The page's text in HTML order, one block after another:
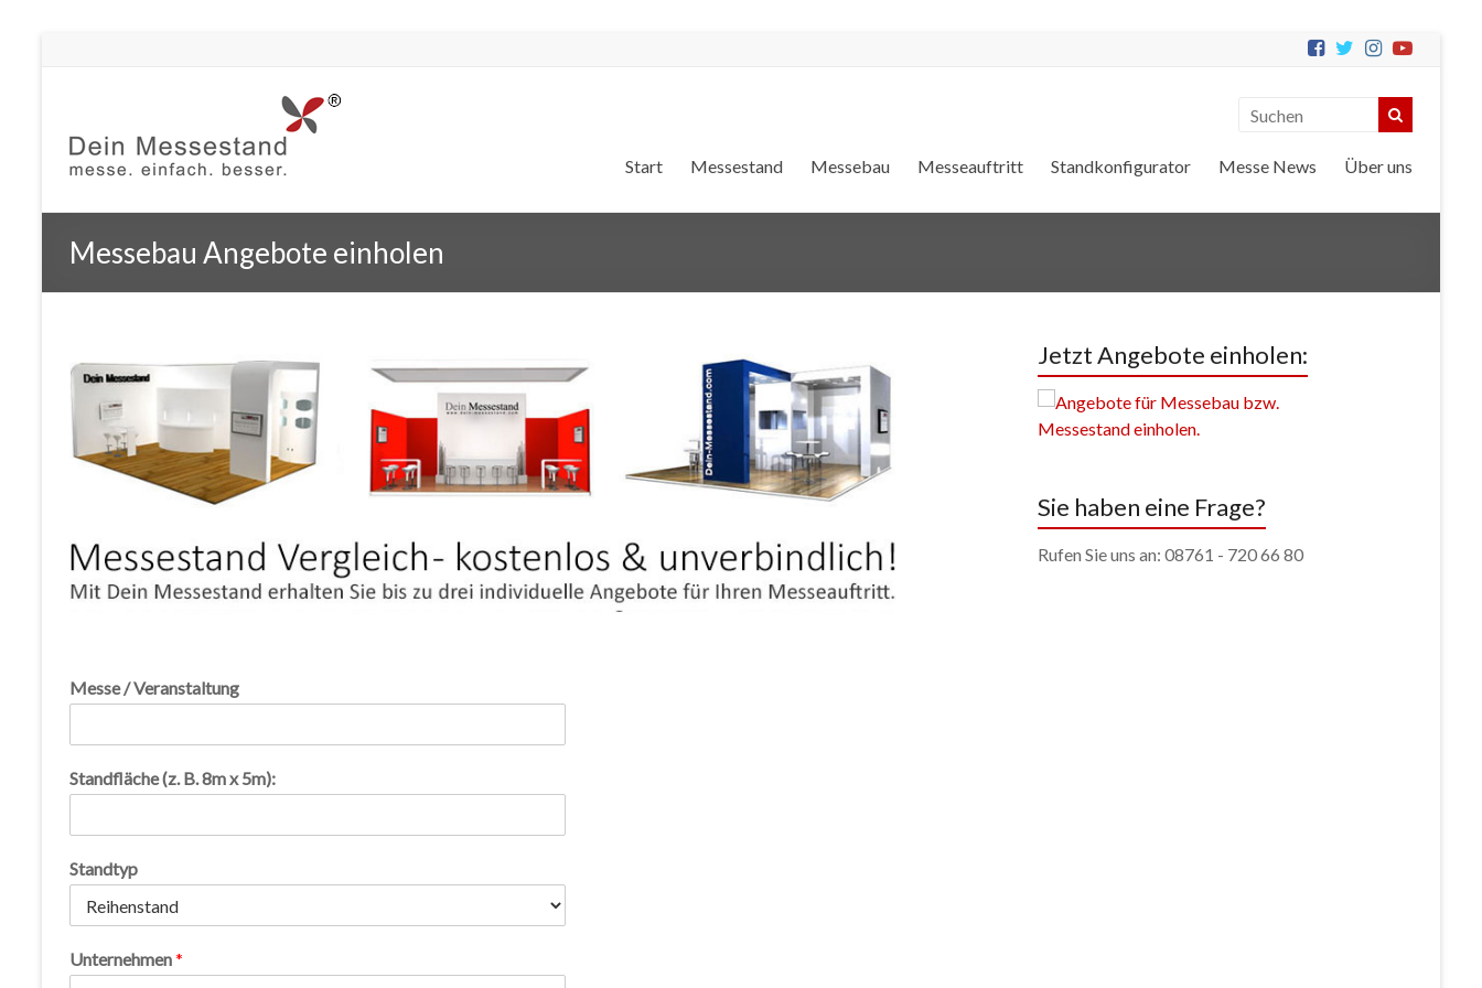
Start Messestand Messebau Messeauftritt Standkonfigurator Messe News Über uns
Messebau Angebote einholen
Messe / Veranstaltung
Standfläche (z. B. 8m x 5m):
Standtyp
Unternehmen*
Jetzt Angebote einholen:
Sie haben eine Frage?
Rufen Sie uns an: 08761 - 720 66 80